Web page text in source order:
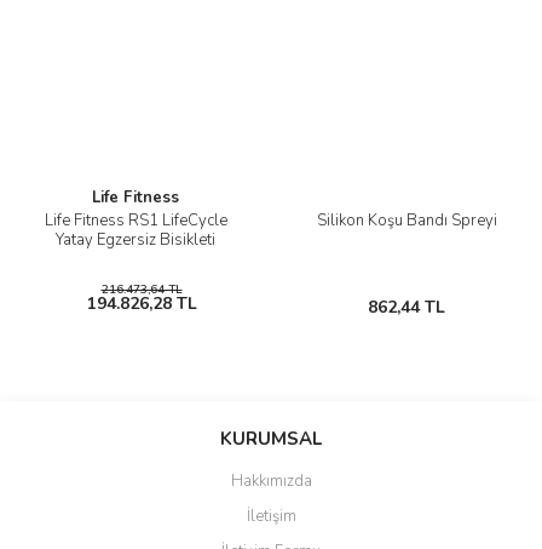
Life Fitness
Life Fitness RS1 LifeCycle
Yatay Egzersiz Bisikleti
216.473,64 TL
194.826,28 TL
Silikon Koşu Bandı Spreyi
862,44 TL
KURUMSAL
Hakkımızda
İletişim